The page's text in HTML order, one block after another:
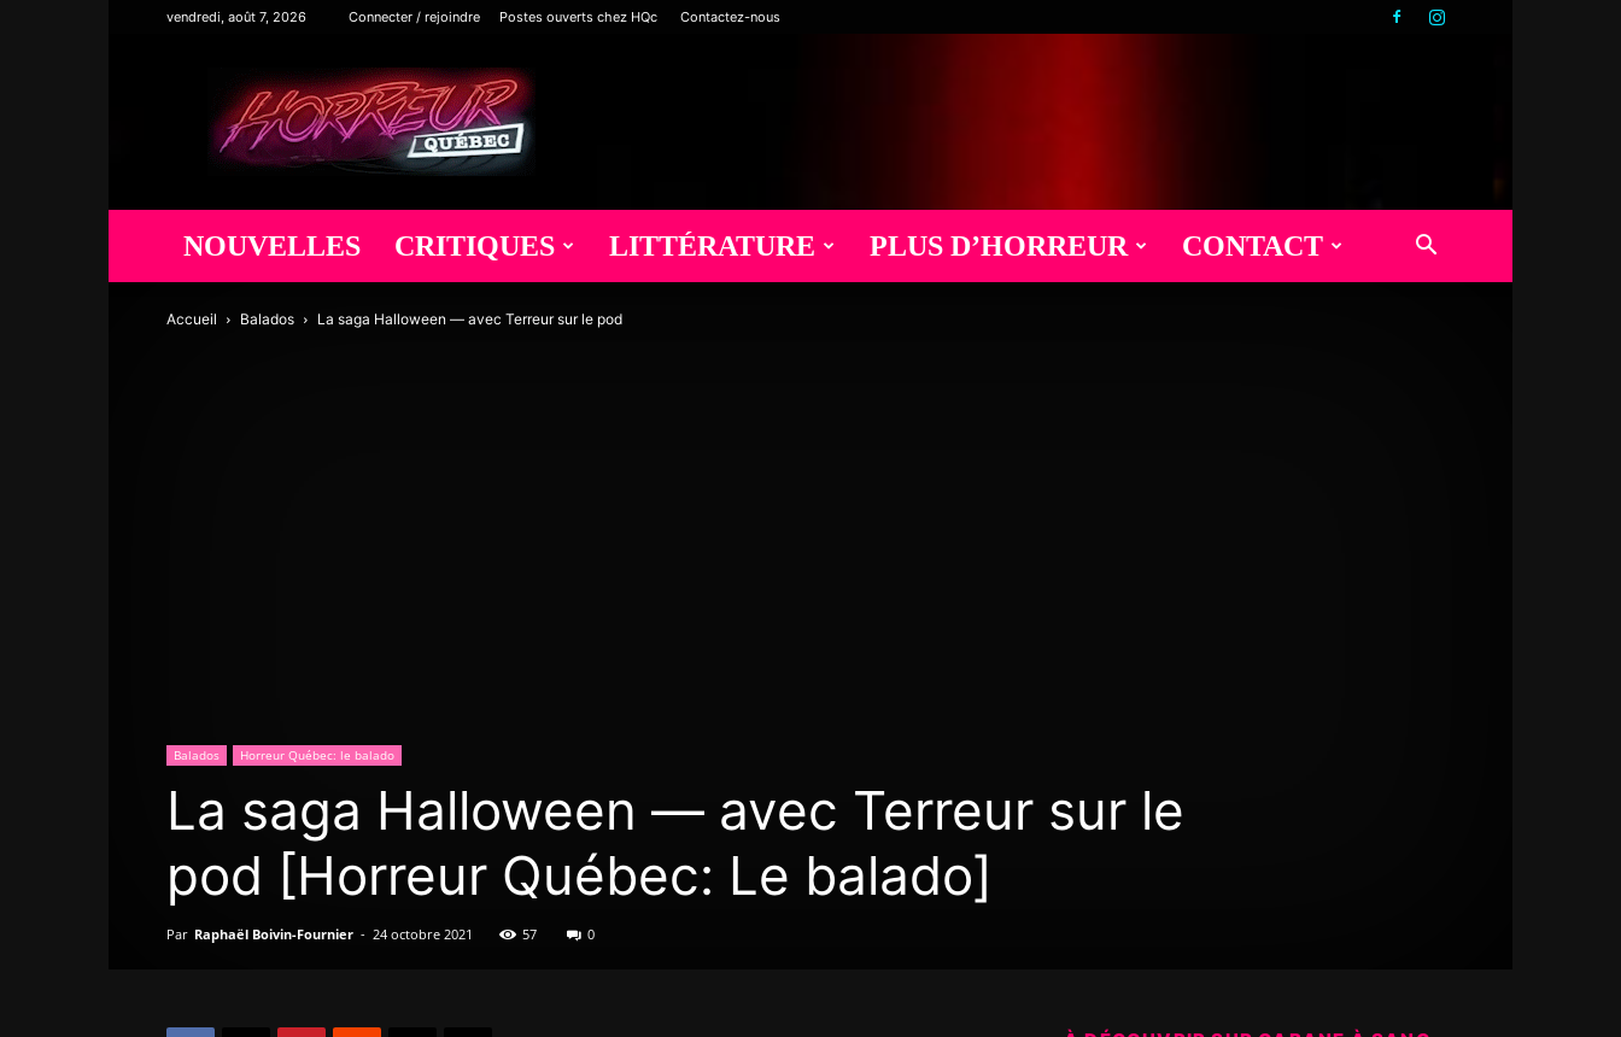
vendredi, août 7, 2026 Connecter / rejoindre Postes ouverts chez HQc Contactez-nous
Horreur
Québec
NOUVELLES CRITIQUES LITTÉRATURE PLUS D’HORREUR CONTACT
Accueil Balados La saga Halloween — avec Terreur sur le pod
Balados Horreur Québec: le balado
La saga Halloween — avec Terreur sur le
pod [Horreur Québec: Le balado]
Par Raphaël Boivin-Fournier - 24 octobre 2021 57 0